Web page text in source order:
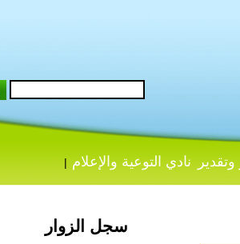
نادي التوعية والإعلام |
سجل الزوار